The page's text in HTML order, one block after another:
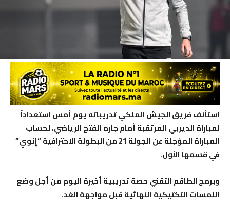
استأنف فريق الجيش الملكي تدريباته يوم أمس استعداداً
لمباراة الديربي المرتقبة أمام جاره الفتح الرياضي، لحساب
المباراة المؤجلة عن الجولة 21 من البطولة الاحترافية “إنوي”
في قسمها الأول.
​وبرمج الطاقم التقني حصة تدريبية أخيرة اليوم من أجل وضع
اللمسات التكتيكية النهائية قبل مواجهة الغد.